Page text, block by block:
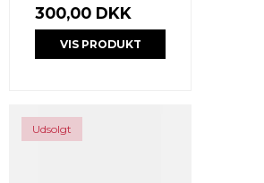
300,00 DKK
VIS PRODUKT
Udsolgt